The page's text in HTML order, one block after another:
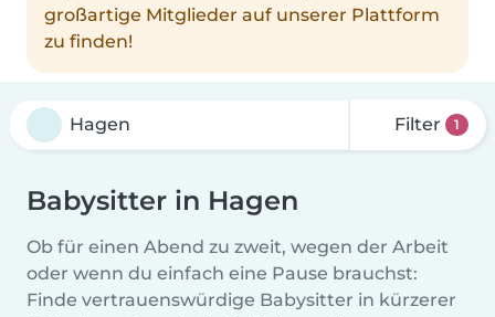
großartige Mitglieder auf unserer Plattform
zu finden!
Filter 1
Babysitter in Hagen
Ob für einen Abend zu zweit, wegen der Arbeit
oder wenn du einfach eine Pause brauchst:
Finde vertrauenswürdige Babysitter in kürzerer